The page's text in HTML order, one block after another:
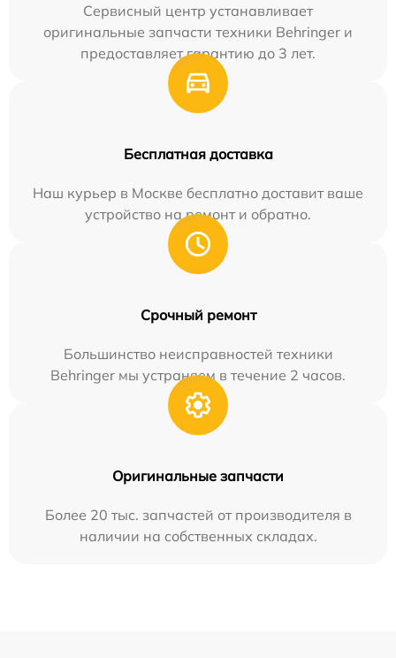
Сервисный центр устанавливает
оригинальные запчасти техники Behringer и
предоставляет гарантию до 3 лет.
Бесплатная доставка
Наш курьер в Москве бесплатно доставит ваше
устройство на ремонт и обратно.
Срочный ремонт
Большинство неисправностей техники
Behringer мы устраняем в течение 2 часов.
Оригинальные запчасти
Более 20 тыс. запчастей от производителя в
наличии на собственных складах.